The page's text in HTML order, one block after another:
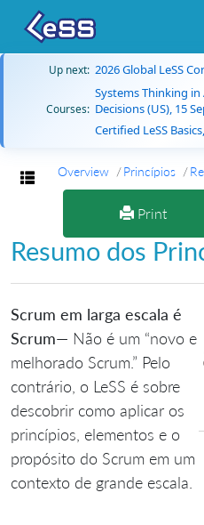
Up next: 2026 Global LeSS
Courses:
Systems Thinking
Decisions (US), 15
Certified LeSS
Toggle navigation
Overview Princípios
Print
Resumo dos
Scrum em larga escala é
Scrum— Não é um “novo e
melhorado Scrum.” Pelo
contrário, o LeSS é sobre
descobrir como aplicar os
princípios, elementos e o
propósito do Scrum em um
contexto de grande escala.